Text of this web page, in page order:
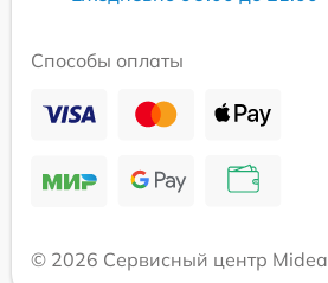
Способы оплаты
© 2026 Сервисный центр Midea